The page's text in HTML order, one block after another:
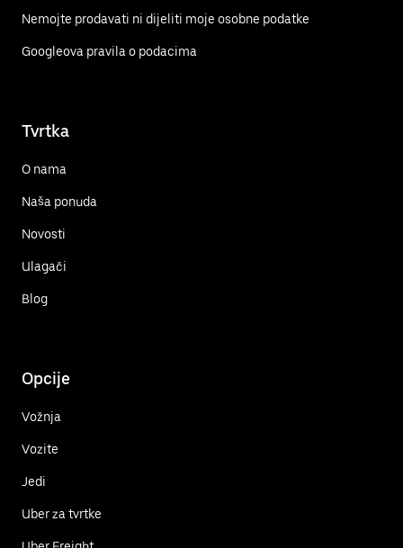
Nemojte prodavati ni dijeliti moje osobne podatke
Googleova pravila o podacima
Tvrtka
O nama
Naša ponuda
Novosti
Ulagači
Blog
Opcije
Vožnja
Vozite
Jedi
Uber za tvrtke